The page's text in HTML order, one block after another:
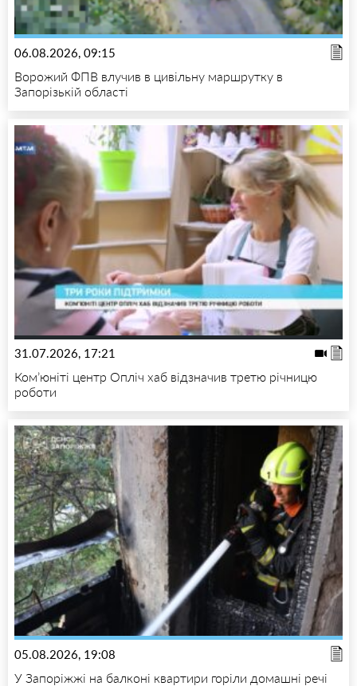
06.08.2026, 09:15
Ворожий ФПВ влучив в цивільну маршрутку в
Запорізькій області
31.07.2026, 17:21
Ком’юніті центр Опліч хаб відзначив третю річницю
роботи
05.08.2026, 19:08
У Запоріжжі на балконі квартири горіли домашні речі